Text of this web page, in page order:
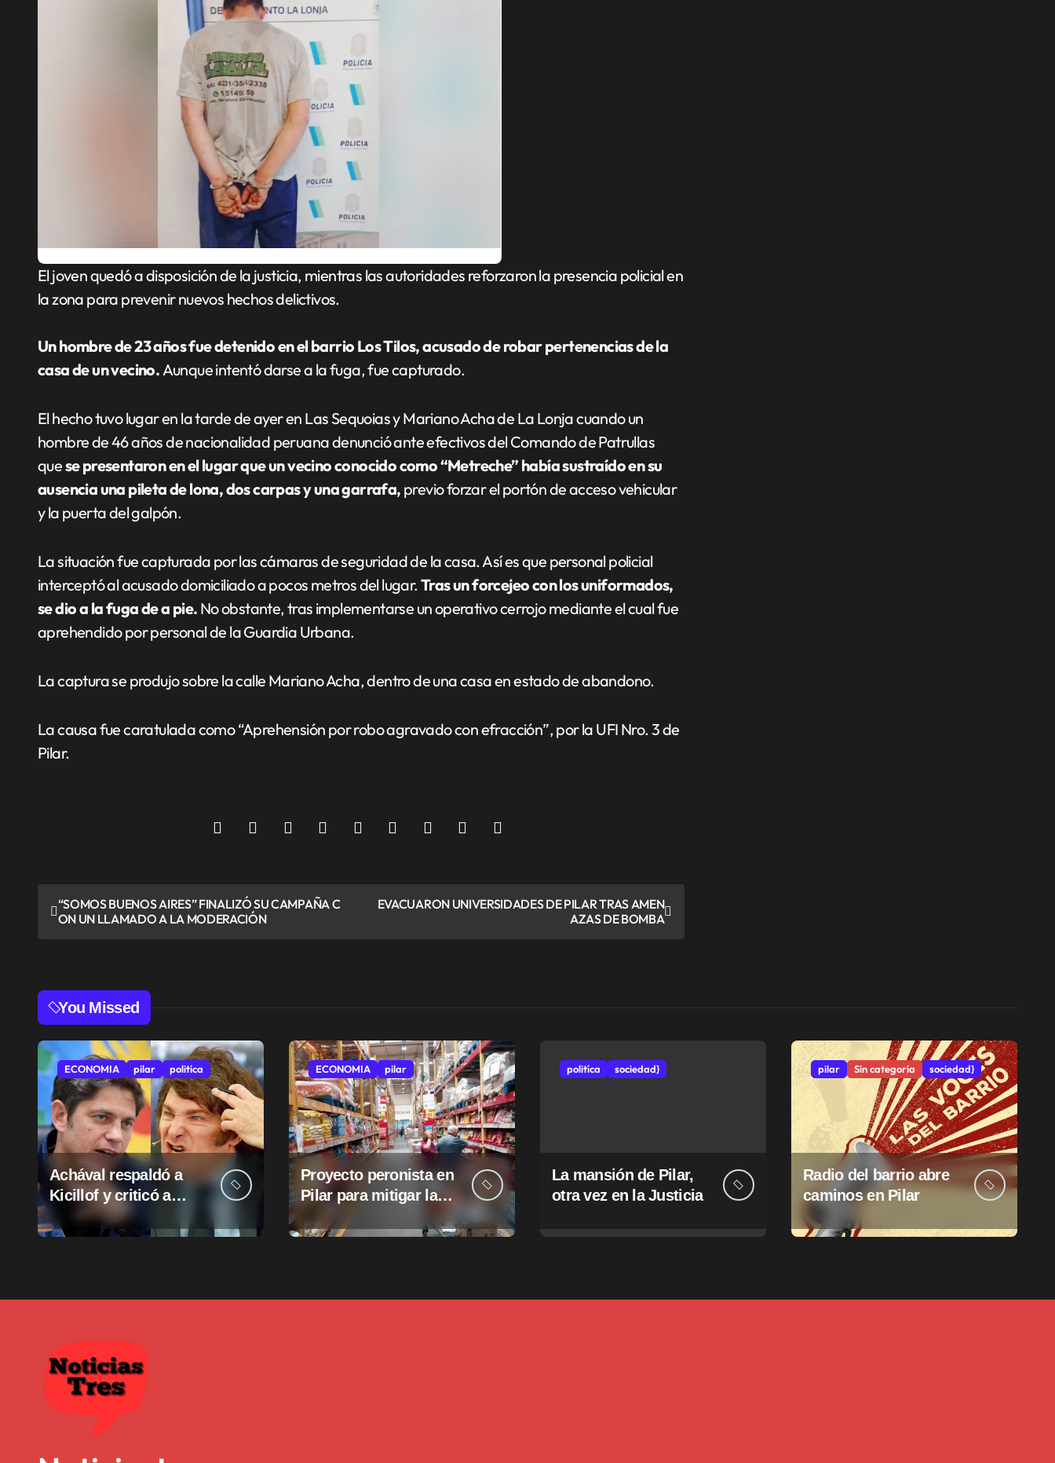
El joven quedó a disposición de la justicia, mientras las autoridades reforzaron la presencia policial en
la zona para prevenir nuevos hechos delictivos.
Un hombre de 23 años fue detenido en el barrio Los Tilos, acusado de robar pertenencias de la
casa de un vecino.Aunque intentó darse a la fuga, fue capturado.
El hecho tuvo lugar en la tarde de ayer en Las Sequoias y Mariano Acha de La Lonja cuando un
hombre de 46 años de nacionalidad peruana denunció ante efectivos del Comando de Patrullas
quese presentaron en el lugar que un vecino conocido como “Metreche” había sustraído en su
ausencia una pileta de lona, dos carpas y una garrafa, previo forzar el portón de acceso vehicular
y la puerta del galpón.
La situación fue capturada por las cámaras de seguridad de la casa. Así es que personal policial
interceptó al acusado domiciliado a pocos metros del lugar. Tras un forcejeo con los uniformados,
se dio a la fuga de a pie. No obstante, tras implementarse un operativo cerrojo mediante el cual fue
aprehendido por personal de la Guardia Urbana.
La captura se produjo sobre la calle Mariano Acha, dentro de una casa en estado de abandono.
La causa fue caratulada como “Aprehensión por robo agravado con efracción”, por la UFI Nro. 3 de
Pilar.
N
e
g
a
i
ó
n
d
r
a
“SOMOS BUENOS AIRES” FINALIZÓ SU CAMPAÑA C
ON UN LLAMADO A LA MODERACIÓN
EVACUARON UNIVERSIDADES DE PILAR TRAS AMEN
AZAS DE BOMBA
You Missed
ECONOMIA pilar politíca
Achával respaldó a
Kicillof y criticó a
Milei
ECONOMIA pilar
Proyecto peronista en
Pilar para mitigar la
municipales
politíca sociedad}
La mansión de Pilar,
otra vez en la Justicia
pilar Sin categoría sociedad}
Radio del barrio abre
caminos en Pilar